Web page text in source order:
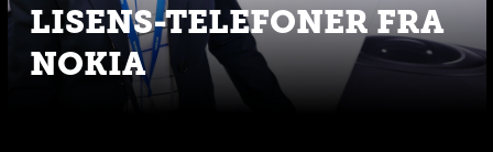
LISENS-TELEFONER FRA
NOKIA